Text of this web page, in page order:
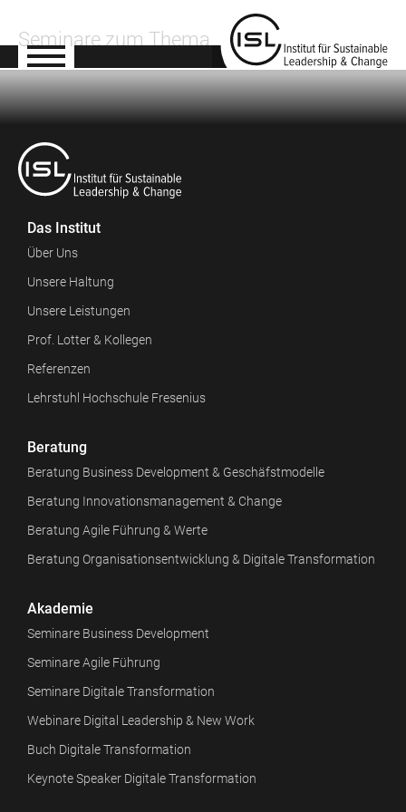
Seminare zum Thema
Das Institut
Über Uns
Unsere Haltung
Unsere Leistungen
Prof. Lotter & Kollegen
Referenzen
Lehrstuhl Hochschule Fresenius
Beratung
Beratung Business Development & Geschäfstmodelle
Beratung Innovationsmanagement & Change
Beratung Agile Führung & Werte
Beratung Organisationsentwicklung & Digitale Transformation
Akademie
Seminare Business Development
Seminare Agile Führung
Seminare Digitale Transformation
Webinare Digital Leadership & New Work
Buch Digitale Transformation
Keynote Speaker Digitale Transformation